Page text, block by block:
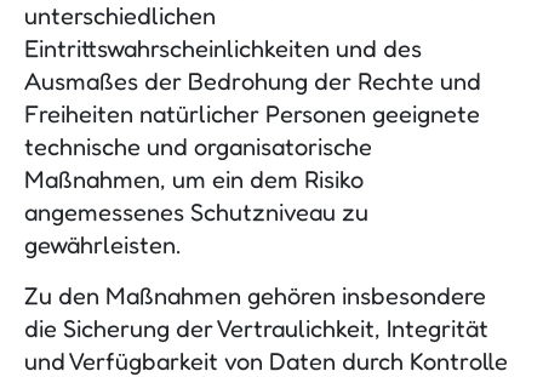
unterschiedlichen
Eintrittswahrscheinlichkeiten und des
Ausmaßes der Bedrohung der Rechte und
Freiheiten natürlicher Personen geeignete
technische und organisatorische
Maßnahmen, um ein dem Risiko
angemessenes Schutzniveau zu
gewährleisten.
Zu den Maßnahmen gehören insbesondere
die Sicherung der Vertraulichkeit, Integrität
und Verfügbarkeit von Daten durch Kontrolle